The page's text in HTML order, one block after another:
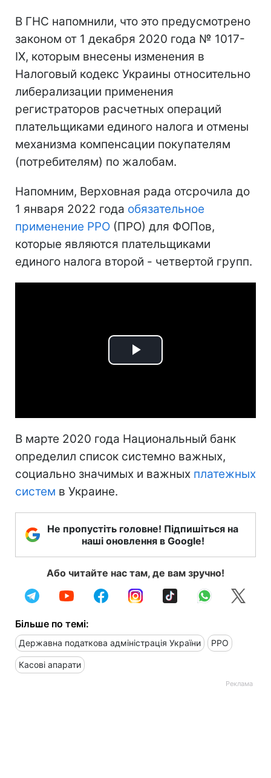
В ГНС напомнили, что это предусмотрено
законом от 1 декабря 2020 года № 1017-
IX, которым внесены изменения в
Налоговый кодекс Украины относительно
либерализации применения
регистраторов расчетных операций
плательщиками единого налога и отмены
механизма компенсации покупателям
(потребителям) по жалобам.
Напомним, Верховная рада отсрочила до
1 января 2022 года обязательное
применение РРО (ПРО) для ФОПов,
которые являются плательщиками
единого налога второй - четвертой групп.
Play
В марте 2020 года Национальный банк
определил список системно важных,
социально значимых и важных платежных
систем в Украине.
Не пропустіть головне! Підпишіться на
наші оновлення в Google!
Або читайте нас там, де вам зручно!
Більше по темі:
Державна податкова адмiністрація України РРО
Касові апарати